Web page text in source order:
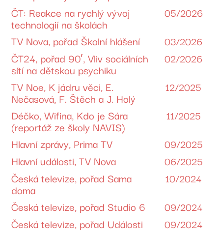
ČT: Reakce na rychlý vývoj
technologií na školách
05/2026
TV Nova, pořad Školní hlášení 03/2026
ČT24, pořad 90′, Vliv sociálních
sítí na dětskou psychiku
02/2026
TV Noe, K jádru věci, E.
Nečasová, F. Štěch a J. Holý
12/2025
Déčko, Wifina, Kdo je Sára
(reportáž ze školy NAVIS)
11/2025
Hlavní zprávy, Prima TV 09/2025
Hlavní události, TV Nova 06/2025
Česká televize, pořad Sama
doma
10/2024
Česká televize, pořad Studio 6 09/2024
Česká televize, pořad Události 09/2024